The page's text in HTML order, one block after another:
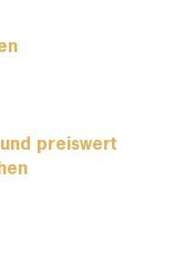
preiswert